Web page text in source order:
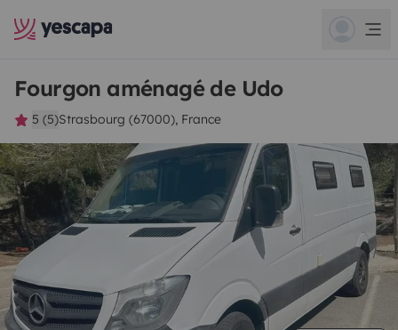
Fourgon aménagé de Udo
5 (5)Strasbourg (67000), France